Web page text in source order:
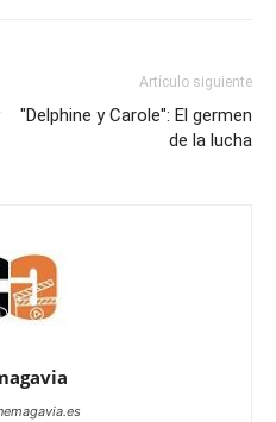
Artículo siguiente
"Delphine y Carole": El germen
de la lucha